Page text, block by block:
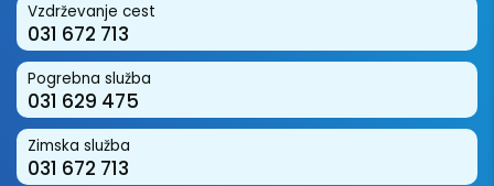
Vzdrževanje cest
031 672 713
Pogrebna služba
031 629 475
Zimska služba
031 672 713